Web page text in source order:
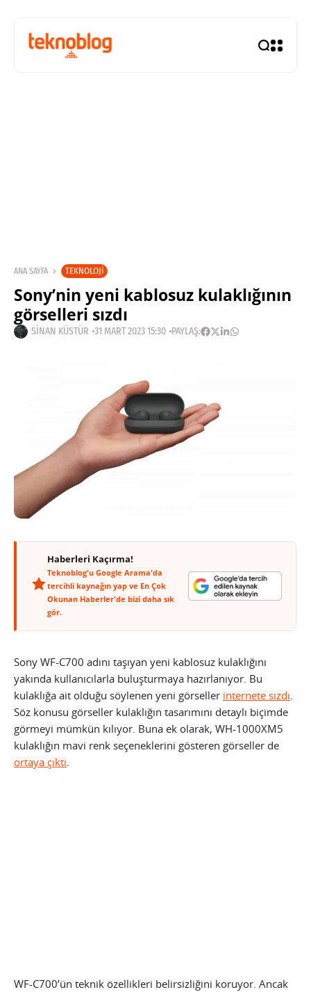
ANA SAYFA TEKNOLOJI
Sony’nin yeni kablosuz kulaklığının
görselleri sızdı
SINAN KÜSTÜR 31 MART 2023 15:30 PAYLAŞ:
Haberleri Kaçırma!
Teknoblog'u Google Arama'da
tercihli kaynağın yap ve En Çok
Okunan Haberler'de bizi daha sık
gör.
Sony WF-C700 adını taşıyan yeni kablosuz kulaklığını
yakında kullanıcılarla buluşturmaya hazırlanıyor. Bu
kulaklığa ait olduğu söylenen yeni görseller internete sızdı.
Söz konusu görseller kulaklığın tasarımını detaylı biçimde
görmeyi mümkün kılıyor. Buna ek olarak, WH-1000XM5
kulaklığın mavi renk seçeneklerini gösteren görseller de
ortaya çıktı.
WF-C700’ün teknik özellikleri belirsizliğini koruyor. Ancak